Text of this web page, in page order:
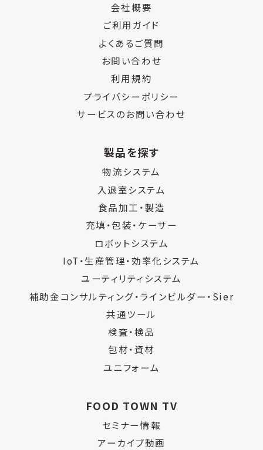
会社概要
ご利用ガイド
よくあるご質問
お問い合わせ
利用規約
プライバシーポリシー
サービスのお問い合わせ
製品を探す
物流システム
入退室システム
食品加工・製造
充填・包装・ケーサー
ロボットシステム
IoT・生産管理・効率化システム
ユーティリティシステム
補助金コンサルティング・ラインビルダー・Sier
共通ツール
検査・検品
包材・資材
ユニフォーム
FOOD TOWN TV
セミナー情報
アーカイブ動画